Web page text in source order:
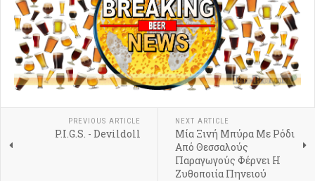
PREVIOUS ARTICLE
P.I.G.S. - Devildoll
NEXT ARTICLE
Μία Ξινή Μπύρα Με Ρόδι
Από Θεσσαλούς
Παραγωγούς Φέρνει Η
Ζυθοποιία Πηνειού